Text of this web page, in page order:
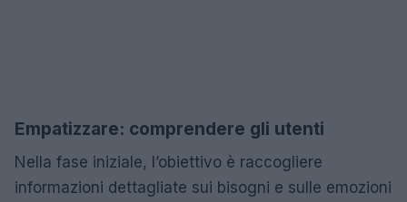
Empatizzare: comprendere gli utenti
Nella fase iniziale, l’obiettivo è raccogliere
informazioni dettagliate sui bisogni e sulle emozioni